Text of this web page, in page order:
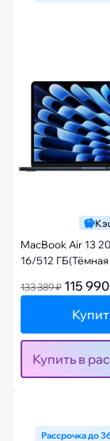
MacBook Air 13
16/512 ГБ(Тёмная
133 389 ₽ 115
Купить в
Рассрочка до